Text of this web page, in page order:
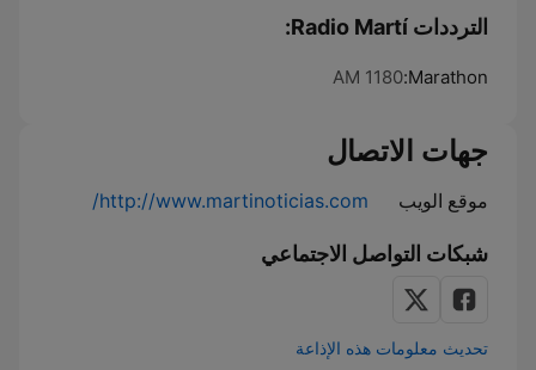
الترددات Radio Martí:
Marathon:
1180 AM
جهات الاتصال
موقع الويب http://www.martinoticias.com/
شبكات التواصل الاجتماعي
تحديث معلومات هذه الإذاعة